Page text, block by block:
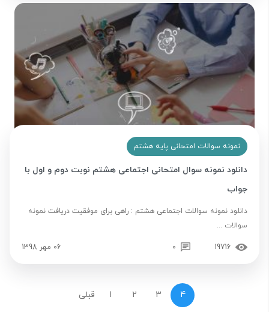
نمونه سوالات امتحانی پایه هشتم
دانلود نمونه سوال امتحانی اجتماعی هشتم نوبت دوم و اول با
جواب
دانلود نمونه سوالات اجتماعی هشتم : راهی برای موفقیت دریافت نمونه
سوالات ...
19716
0 06 مهر 1398
قبلی 1 2 3 4